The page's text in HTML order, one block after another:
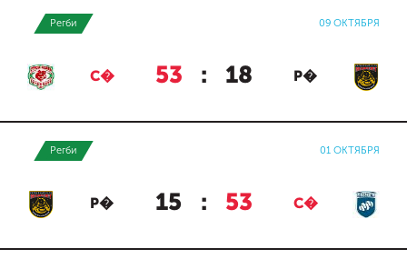
Регби 09 ОКТЯБРЯ
С� 53 : 18 Р�
Регби 01 ОКТЯБРЯ
Р� 15 : 53 С�